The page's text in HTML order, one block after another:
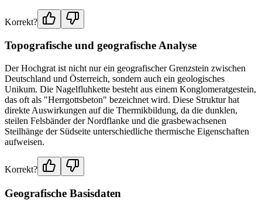
Korrekt?
Topografische und geografische Analyse
Der Hochgrat ist nicht nur ein geografischer Grenzstein zwischen
Deutschland und Österreich, sondern auch ein geologisches
Unikum. Die Nagelfluhkette besteht aus einem Konglomeratgestein,
das oft als "Herrgottsbeton" bezeichnet wird. Diese Struktur hat
direkte Auswirkungen auf die Thermikbildung, da die dunklen,
steilen Felsbänder der Nordflanke und die grasbewachsenen
Steilhänge der Südseite unterschiedliche thermische Eigenschaften
aufweisen.
Korrekt?
Geografische Basisdaten